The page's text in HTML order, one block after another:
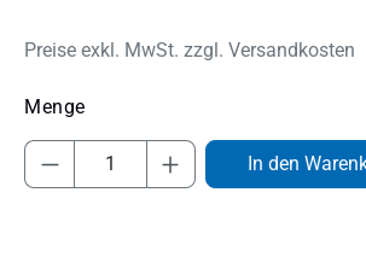
Preise exkl. MwSt. zzgl. Versandkosten
Produkt Anzahl: Gib den
In den